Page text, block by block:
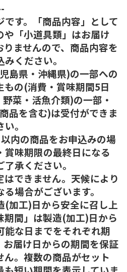
す。「商品内容」として
「小道具類」はお届け
ませんので、商品内容を
ください。
島県・沖縄県)の一部への
もの(消費・賞味期間5日
菜・活魚介類)の一部・
品を含む)は受付ができま
。
内の商品をお申込みの場
賞味期限の最終日になる
承ください。
できません。天候により
場合がございます。
加工)日から安全に召し上
期間」は製造(加工)日から
能な日までをそれぞれ期
お届け日からの期間を保証
。複数の商品がセット